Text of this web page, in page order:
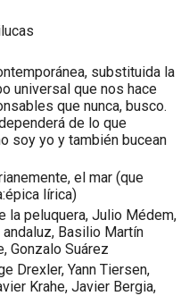
substituida la
universal que nos hace
que nunca, busco.
de lo que
soy yo y también bucean
el mar (que
lírica)
la peluquera, Julio Médem,
andaluz, Basilio Martín
Gonzalo Suárez
Drexler, Yann Tiersen,
Krahe, Javier Bergia,